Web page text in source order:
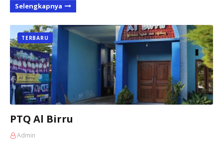
Selengkapnya
TERBARU
PTQ Al Birru
Admin